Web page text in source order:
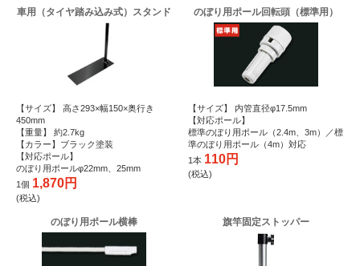
車用（タイヤ踏み込み式）スタンド
【サイズ】 高さ293×幅150×奥行き
450mm
【重量】 約2.7kg
【カラー】ブラック塗装
【対応ポール】
のぼり用ポールφ22mm、25mm
1個 1,870円
(税込)
のぼり用ポール回転頭（標準用）
【サイズ】 内管直径φ17.5mm
【対応ポール】
標準のぼり用ポール（2.4m、3m）／標
準のぼり用ポール（4m）対応
1本 110円
(税込)
のぼり用ポール横棒 旗竿固定ストッパー